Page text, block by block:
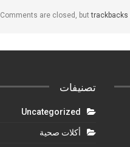
Comments are closed, buttrackbacks
تصنيفات
Uncategorized
أكلات صحية